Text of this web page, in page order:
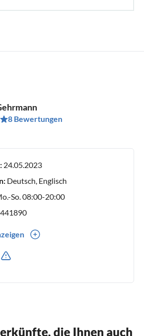
8 Bewertungen
24.05.2023
Deutsch, Englisch
So. 08:00-20:00
441890
die Ihnen auch